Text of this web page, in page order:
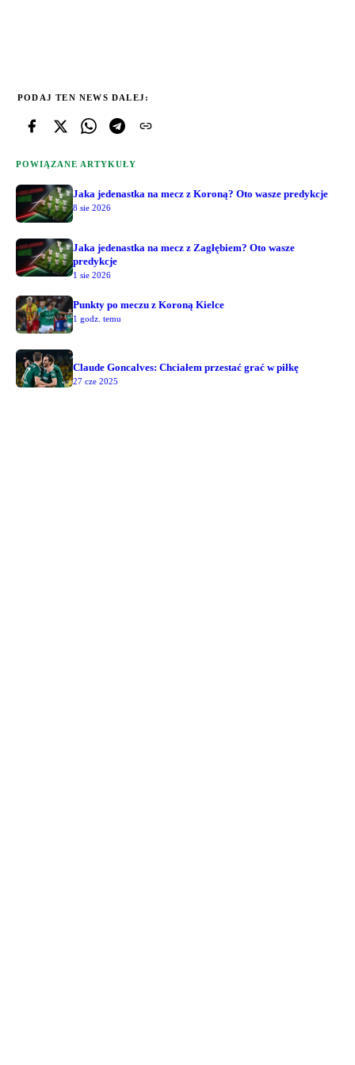
PODAJ TEN NEWS DALEJ:
POWIĄZANE ARTYKUŁY
Jaka jedenastka na mecz z Koroną? Oto wasze predykcje
8 sie 2026
Jaka jedenastka na mecz z Zagłębiem? Oto wasze
predykcje
1 sie 2026
Punkty po meczu z Koroną Kielce
1 godz. temu
Claude Goncalves: Chciałem przestać grać w piłkę
27 cze 2025